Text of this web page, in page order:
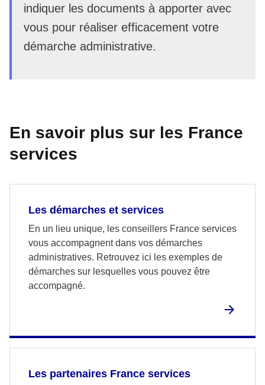
indiquer les documents à apporter avec
vous pour réaliser efficacement votre
démarche administrative.
En savoir plus sur les France
services
Les démarches et services
En un lieu unique, les conseillers France services
vous accompagnent dans vos démarches
administratives. Retrouvez ici les exemples de
démarches sur lesquelles vous pouvez être
accompagné.
Les partenaires France services